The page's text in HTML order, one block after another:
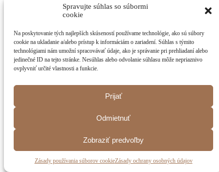
Spravujte súhlas so súbormi
cookie
Na poskytovanie tých najlepších skúseností používame technológie, ako sú súbory
cookie na ukladanie a/alebo prístup k informáciám o zariadení. Súhlas s týmito
technológiami nám umožní spracovávať údaje, ako je správanie pri prehliadaní alebo
jedinečné ID na tejto stránke. Nesúhlas alebo odvolanie súhlasu môže nepriaznivo
ovplyvniť určité vlastnosti a funkcie.
Prijať
Odmietnuť
Zobraziť predvoľby
Zásady používania súborov cookieZásady ochrany osobných údajov